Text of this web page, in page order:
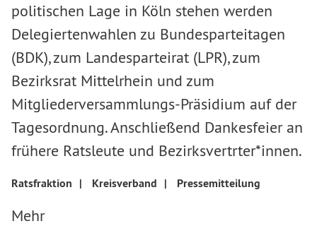
politischen Lage in Köln stehen werden
Delegiertenwahlen zu Bundesparteitagen
(BDK), zum Landesparteirat (LPR), zum
Bezirksrat Mittelrhein und zum
Mitgliederversammlungs-Präsidium auf der
Tagesordnung. Anschließend Dankesfeier an
frühere Ratsleute und Bezirksvertrter*innen.
Ratsfraktion | Kreisverband | Pressemitteilung
Mehr